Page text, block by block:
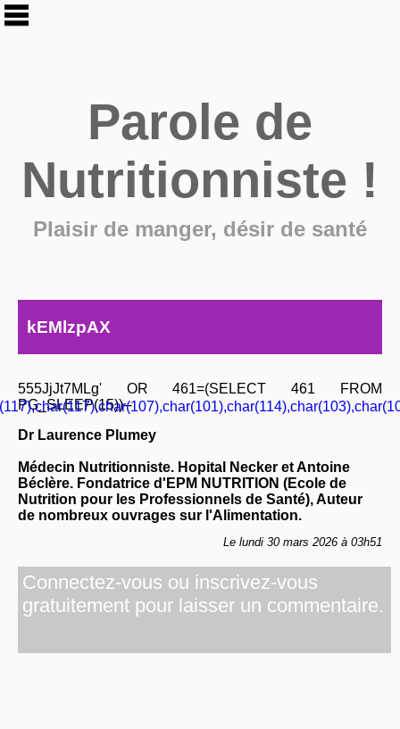
Parole de
Nutritionniste !
Plaisir de manger, désir de santé
kEMlzpAX
555JjJt7MLg' OR 461=(SELECT 461 FROM
PG_SLEEP(15))--
Dr Laurence Plumey
Médecin Nutritionniste. Hopital Necker et Antoine
Béclère. Fondatrice d'EPM NUTRITION (Ecole de
Nutrition pour les Professionnels de Santé), Auteur
de nombreux ouvrages sur l'Alimentation.
Le lundi 30 mars 2026 à 03h51
Connectez-vous ou inscrivez-vous
gratuitement pour laisser un commentaire.